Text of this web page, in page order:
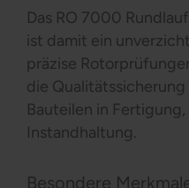
Das RO 7000
ist damit ein
präzise
die
Bauteilen in
Instandhaltung.
Besondere